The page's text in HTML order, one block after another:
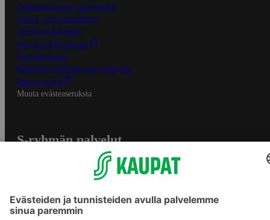
Osuuskauppojen yhteystiedot
Tilaus- ja toimitusehdot
Tietosuojakäytäntö
Palvelun käyttöehdot
Saavutettavuus
Mobiilisovelluksen saavutettavuus
Mainostajalle
Muuta evästeasetuksia
S-ryhmän palvelut
Yhteishyvä Ruoka -sovellus
S-ostoslista -sovellus